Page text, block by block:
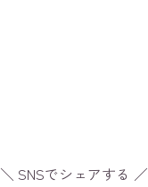
＼ SNSでシェアする ／